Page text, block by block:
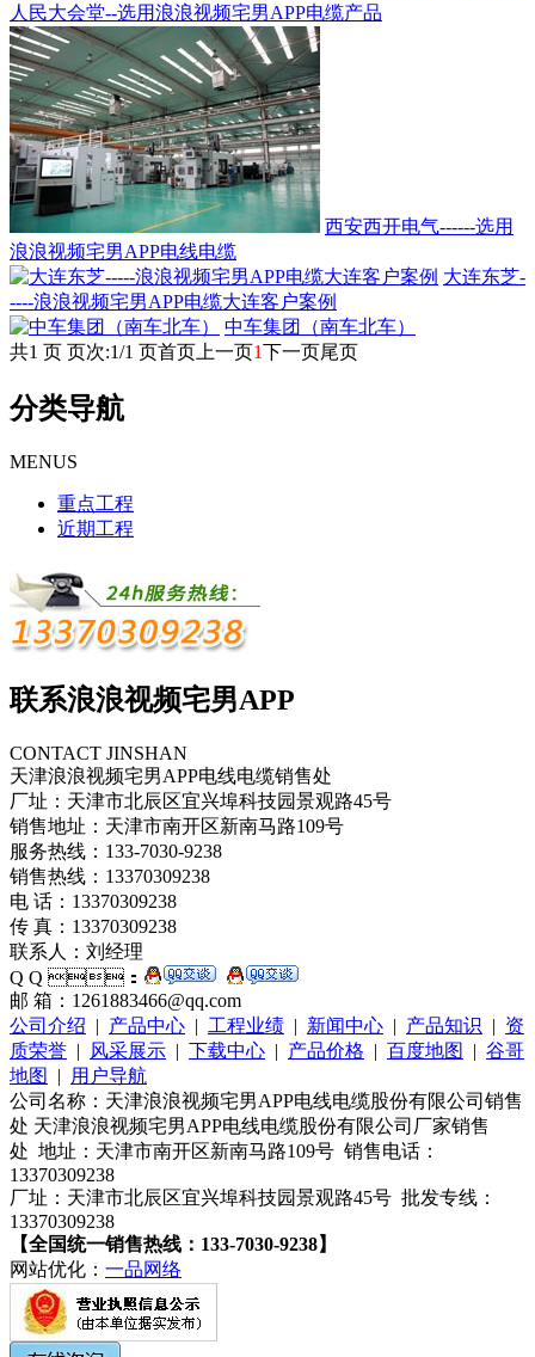
人民大会堂--选用浪浪视频宅男APP电缆产品
西安西开电气------选用
浪浪视频宅男APP电线电缆
大连东芝-
----浪浪视频宅男APP电缆大连客户案例
中车集团（南车北车）
共1 页 页次:1/1 页首页上一页1下一页尾页
分类导航
MENUS
重点工程
近期工程
联系浪浪视频宅男APP
CONTACT JINSHAN
天津浪浪视频宅男APP电线电缆销售处
厂址：天津市北辰区宜兴埠科技园景观路45号
销售地址：天津市南开区新南马路109号
服务热线：133-7030-9238
销售热线：13370309238
电 话：13370309238
传 真：13370309238
联系人：刘经理
Q Q ：
邮 箱：1261883466@qq.com
公司介绍 | 产品中心 | 工程业绩 | 新闻中心 | 产品知识 | 资
质荣誉 | 风采展示 | 下载中心 | 产品价格 | 百度地图 | 谷哥
地图
|
用户导航
公司名称：天津浪浪视频宅男APP电线电缆股份有限公司销售
处 天津浪浪视频宅男APP电线电缆股份有限公司厂家销售
处 地址：天津市南开区新南马路109号 销售电话：
13370309238
厂址：天津市北辰区宜兴埠科技园景观路45号 批发专线：
13370309238
【全国统一销售热线：133-7030-9238】
网站优化： 一品网络